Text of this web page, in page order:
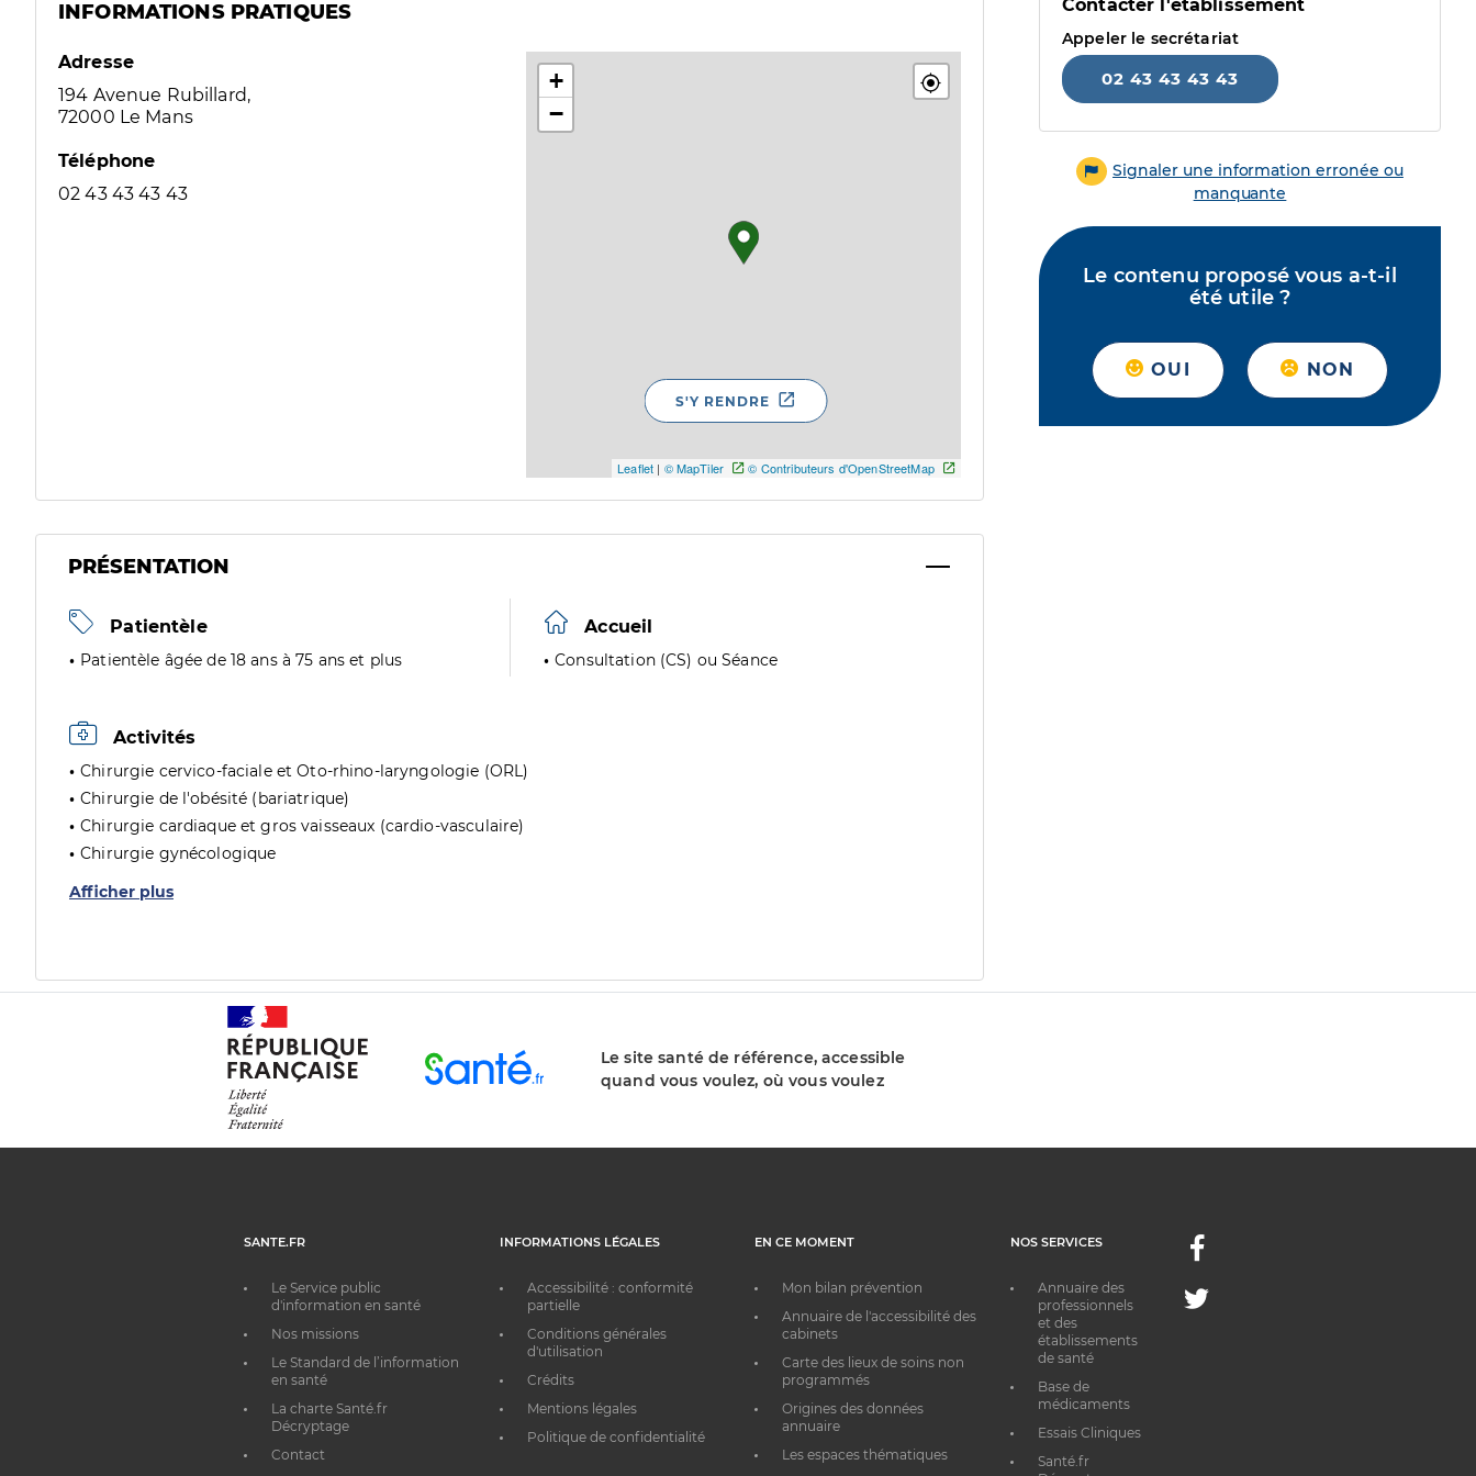
INFORMATIONS PRATIQUES
Adresse
194 Avenue Rubillard,
72000 Le Mans
Téléphone
02 43 43 43 43
+
−
Leaflet | © MapTiler © Contributeurs d'OpenStreetMap
S'Y RENDRE
PRÉSENTATION
Patientèle
Patientèle âgée de 18 ans à 75 ans et plus
Accueil
Consultation (CS) ou Séance
Activités
Chirurgie cervico-faciale et Oto-rhino-laryngologie (ORL)
Chirurgie de l'obésité (bariatrique)
Chirurgie cardiaque et gros vaisseaux (cardio-vasculaire)
Chirurgie gynécologique
Afficher plus
Contacter l'établissement
Appeler le secrétariat
02 43 43 43 43
Signaler une information erronée ou
manquante
Le contenu proposé vous a-t-il
été utile ?
OUI NON
Le site santé de référence, accessible
quand vous voulez, où vous voulez
SANTE.FR
Le Service public
d'information en santé
Nos missions
Le Standard de l’information
en santé
La charte Santé.fr
Décryptage
Contact
INFORMATIONS LÉGALES
Accessibilité : conformité
partielle
Conditions générales
d'utilisation
Crédits
Mentions légales
Politique de confidentialité
EN CE MOMENT
Mon bilan prévention
Annuaire de l'accessibilité des
cabinets
Carte des lieux de soins non
programmés
Origines des données
annuaire
Les espaces thématiques
NOS SERVICES
Annuaire des
professionnels
et des
établissements
de santé
Base de
médicaments
Essais Cliniques
Santé.fr
Facebook
Twitter